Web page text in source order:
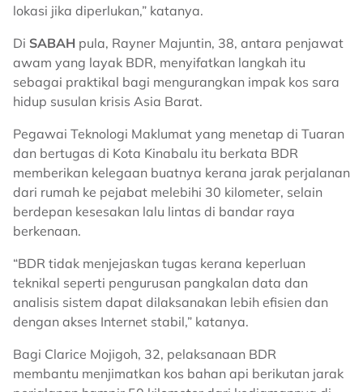
lokasi jika diperlukan,” katanya.
Di SABAH pula, Rayner Majuntin, 38, antara penjawat
awam yang layak BDR, menyifatkan langkah itu
sebagai praktikal bagi mengurangkan impak kos sara
hidup susulan krisis Asia Barat.
Pegawai Teknologi Maklumat yang menetap di Tuaran
dan bertugas di Kota Kinabalu itu berkata BDR
memberikan kelegaan buatnya kerana jarak perjalanan
dari rumah ke pejabat melebihi 30 kilometer, selain
berdepan kesesakan lalu lintas di bandar raya
berkenaan.
“BDR tidak menjejaskan tugas kerana keperluan
teknikal seperti pengurusan pangkalan data dan
analisis sistem dapat dilaksanakan lebih efisien dan
dengan akses Internet stabil,” katanya.
Bagi Clarice Mojigoh, 32, pelaksanaan BDR
membantu menjimatkan kos bahan api berikutan jarak